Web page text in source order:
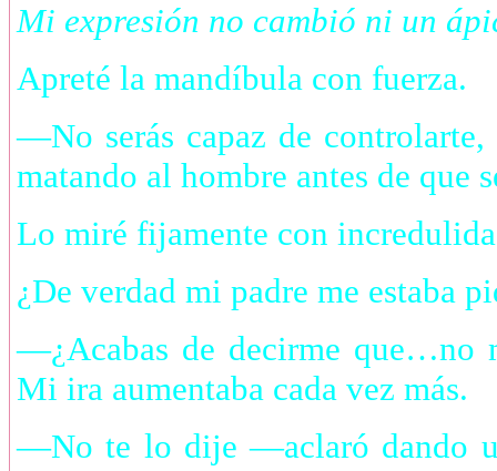
Mi expresión no cambió ni un
Apreté la mandíbula con fuerza.
—No serás capaz de
matando al hombre antes de que
Lo miré fijamente con
¿De verdad mi padre me estaba
—¿Acabas de decirme que…no
Mi ira aumentaba cada vez más.
—No te lo dije —aclaró dando